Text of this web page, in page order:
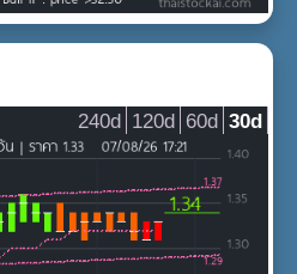
30d
60d
120d
240d